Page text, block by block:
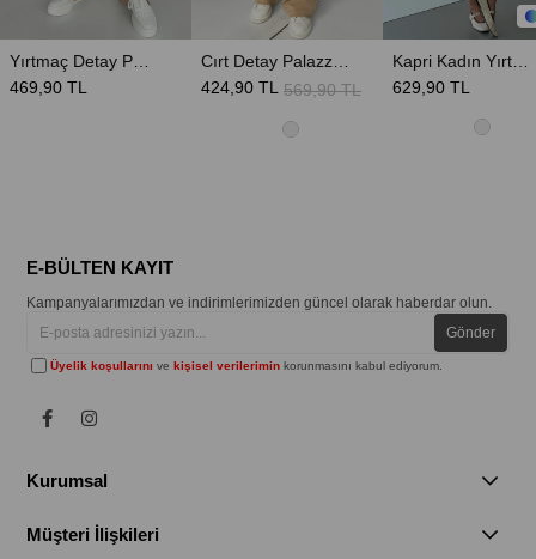
469,90 TL 424,90 TL 569,90 TL 629,90 TL
E-BÜLTEN KAYIT
Kampanyalarımızdan ve indirimlerimizden güncel olarak haberdar olun.
Gönder
Üyelik koşullarını vekişisel verilerimin korunmasını kabul ediyorum.
Kurumsal
Müşteri İlişkileri